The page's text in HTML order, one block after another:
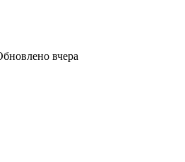
вчера